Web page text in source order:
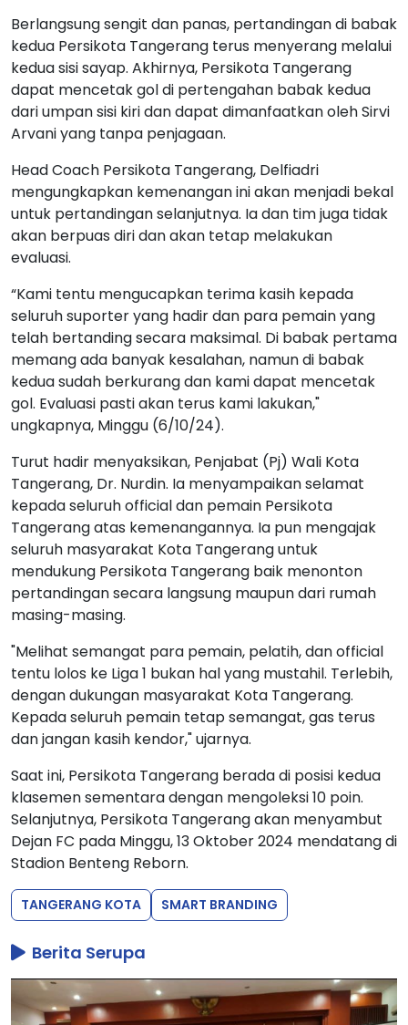
Berlangsung sengit dan panas, pertandingan di babak
kedua Persikota Tangerang terus menyerang melalui
kedua sisi sayap. Akhirnya, Persikota Tangerang
dapat mencetak gol di pertengahan babak kedua
dari umpan sisi kiri dan dapat dimanfaatkan oleh Sirvi
Arvani yang tanpa penjagaan.
Head Coach Persikota Tangerang, Delfiadri
mengungkapkan kemenangan ini akan menjadi bekal
untuk pertandingan selanjutnya. Ia dan tim juga tidak
akan berpuas diri dan akan tetap melakukan
evaluasi.
“Kami tentu mengucapkan terima kasih kepada
seluruh suporter yang hadir dan para pemain yang
telah bertanding secara maksimal. Di babak pertama
memang ada banyak kesalahan, namun di babak
kedua sudah berkurang dan kami dapat mencetak
gol. Evaluasi pasti akan terus kami lakukan,"
ungkapnya, Minggu (6/10/24).
Turut hadir menyaksikan, Penjabat (Pj) Wali Kota
Tangerang, Dr. Nurdin. Ia menyampaikan selamat
kepada seluruh official dan pemain Persikota
Tangerang atas kemenangannya. Ia pun mengajak
seluruh masyarakat Kota Tangerang untuk
mendukung Persikota Tangerang baik menonton
pertandingan secara langsung maupun dari rumah
masing-masing.
"Melihat semangat para pemain, pelatih, dan official
tentu lolos ke Liga 1 bukan hal yang mustahil. Terlebih,
dengan dukungan masyarakat Kota Tangerang.
Kepada seluruh pemain tetap semangat, gas terus
dan jangan kasih kendor," ujarnya.
Saat ini, Persikota Tangerang berada di posisi kedua
klasemen sementara dengan mengoleksi 10 poin.
Selanjutnya, Persikota Tangerang akan menyambut
Dejan FC pada Minggu, 13 Oktober 2024 mendatang di
Stadion Benteng Reborn.
TANGERANG KOTA SMART BRANDING
Berita Serupa